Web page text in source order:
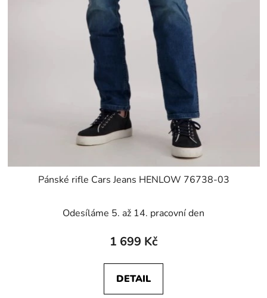
Pánské rifle Cars Jeans HENLOW 76738-03
Odesíláme 5. až 14. pracovní den
1 699 Kč
DETAIL